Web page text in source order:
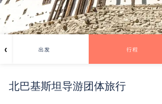
出发 行程
‹
北巴基斯坦导游团体旅行